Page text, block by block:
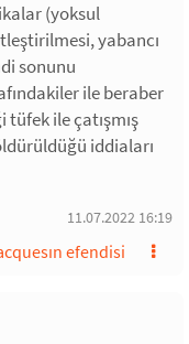
(yoksul
yabancı
sonunu
ile beraber
ile çatışmış
iddiaları
11.07.2022 16:19
efendisi